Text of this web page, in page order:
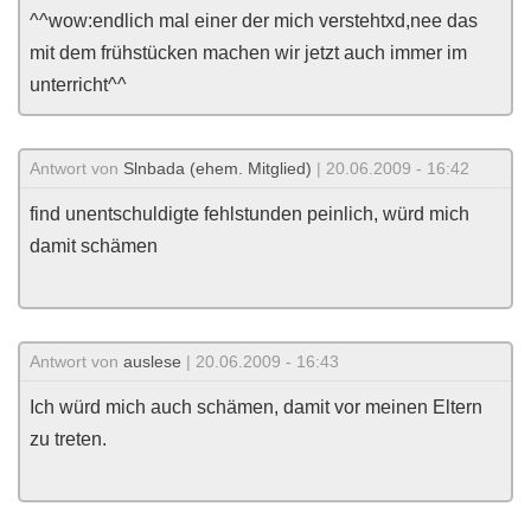
^^wow:endlich mal einer der mich verstehtxd,nee das
mit dem frühstücken machen wir jetzt auch immer im
unterricht^^
Antwort von Slnbada (ehem. Mitglied) | 20.06.2009 - 16:42
find unentschuldigte fehlstunden peinlich, würd mich
damit schämen
Antwort von auslese | 20.06.2009 - 16:43
Ich würd mich auch schämen, damit vor meinen Eltern
zu treten.